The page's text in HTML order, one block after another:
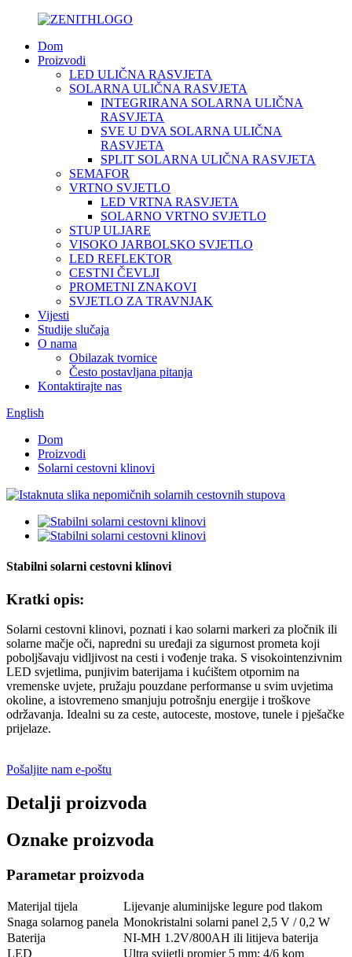
Dom
Proizvodi
LED ULIČNA RASVJETA
SOLARNA ULIČNA RASVJETA
INTEGRIRANA SOLARNA ULIČNA
RASVJETA
SVE U DVA SOLARNA ULIČNA
RASVJETA
SPLIT SOLARNA ULIČNA RASVJETA
SEMAFOR
VRTNO SVJETLO
LED VRTNA RASVJETA
SOLARNO VRTNO SVJETLO
STUP ULJARE
VISOKO JARBOLSKO SVJETLO
LED REFLEKTOR
CESTNI ČEVLJI
PROMETNI ZNAKOVI
SVJETLO ZA TRAVNJAK
Vijesti
Studije slučaja
O nama
Obilazak tvornice
Često postavljana pitanja
Kontaktirajte nas
English
Dom
Proizvodi
Solarni cestovni klinovi
Stabilni solarni cestovni klinovi
Kratki opis:
Solarni cestovni klinovi, poznati i kao solarni markeri za pločnik ili
solarne mačje oči, napredni su uređaji za sigurnost prometa koji
poboljšavaju vidljivost na cesti i vođenje traka. S visokointenzivnim
LED svjetlima, punjivim baterijama i kućištem otpornim na
vremenske uvjete, pružaju pouzdane performanse u svim uvjetima
okoline, a istovremeno smanjuju potrošnju energije i troškove
održavanja. Idealni su za ceste, autoceste, mostove, tunele i pješačke
prijelaze.
Pošaljite nam e-poštu
Detalji proizvoda
Oznake proizvoda
Parametar proizvoda
Materijal tijela
Lijevanje aluminijske legure pod tlakom
Snaga solarnog panela Monokristalni solarni panel 2,5 V / 0,2 W
Baterija
NI-MH 1.2V/800AH ili litijeva baterija
LED
Ultra svijetli promjer 5 mm; 4/6 kom